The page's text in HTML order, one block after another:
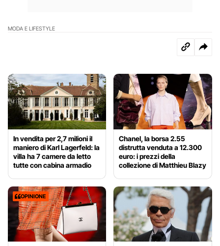
MODA E LIFESTYLE
In vendita per 2,7 milioni il
maniero di Karl Lagerfeld: la
villa ha 7 camere da letto
tutte con cabina armadio
Chanel, la borsa 2.55
distrutta venduta a 12.300
euro: i prezzi della
collezione di Matthieu Blazy
OPINIONE